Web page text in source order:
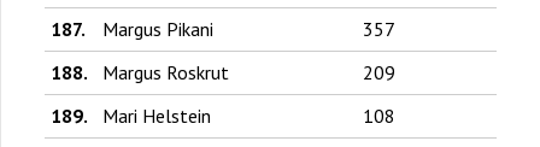
187.
Margus Pikani
357
188.
Margus Roskrut
209
189.
Mari Helstein
108